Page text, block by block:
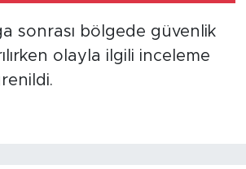
sonrası bölgede güvenlik
olayla ilgili inceleme